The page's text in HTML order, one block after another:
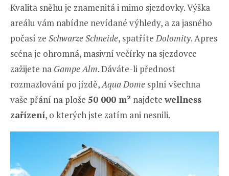
Kvalita sněhu je znamenitá i mimo sjezdovky. Výška
areálu vám nabídne nevídané výhledy, a za jasného
počasí ze SchwarzeSchneide, spatříteDolomity. Apres
scéna je ohromná, masivní večírky na sjezdovce
zažijete na Gampe Alm. Dáváte-li přednost
rozmazlování po jízdě,Aqua Dome splní všechna
vaše přání na ploše 50 000 m² najdete wellness
zařízení, o kterých jste zatím ani nesnili.